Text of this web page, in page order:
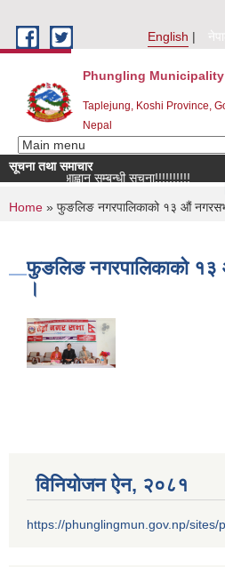
English
Phungling Municipality
Taplejung, Koshi Province,
Nepal
सूचना तथा समाचार
दर्ता आह्वान सम्बन्धी सूचना!!!!!!!!!!
You are here
Home » फुङलिङ नगरपालिकाको १३ औं
फुङलिङ नगरपालिकाको
।
विनियोजन ऐन‚ २०८१
https://phunglingmun.gov.np/